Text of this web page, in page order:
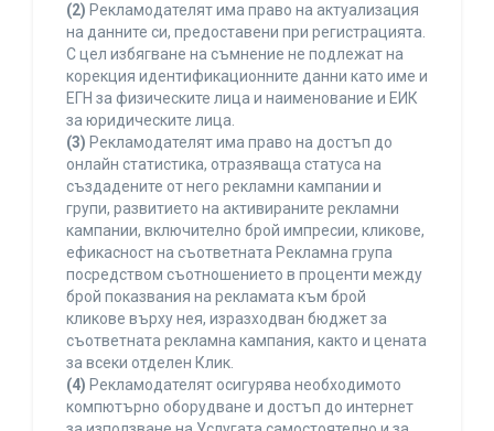
(2) Рекламодателят има право на актуализация
на данните си, предоставени при регистрацията.
С цел избягване на съмнение не подлежат на
корекция идентификационните данни като име и
ЕГН за физическите лица и наименование и ЕИК
за юридическите лица.
(3) Рекламодателят има право на достъп до
онлайн статистика, отразяваща статуса на
създадените от него рекламни кампании и
групи, развитието на активираните рекламни
кампании, включително брой импресии, кликове,
ефикасност на съответната Рекламна група
посредством съотношението в проценти между
брой показвания на рекламата към брой
кликове върху нея, изразходван бюджет за
съответната рекламна кампания, както и цената
за всеки отделен Клик.
(4) Рекламодателят осигурява необходимото
компютърно оборудване и достъп до интернет